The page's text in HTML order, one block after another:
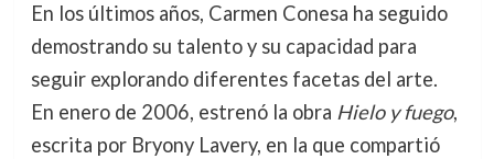
En los últimos años, Carmen Conesa ha seguido
demostrando su talento y su capacidad para
seguir explorando diferentes facetas del arte.
En enero de 2006, estrenó la obra Hielo y fuego,
escrita por Bryony Lavery, en la que compartió